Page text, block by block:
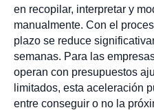
en recopilar, interpretar y
manualmente. Con el
plazo se reduce
semanas. Para las
operan con presupuestos
limitados, esta aceleración
entre conseguir o no la